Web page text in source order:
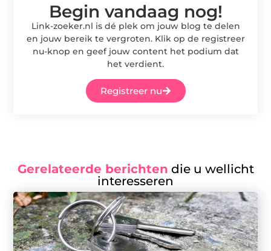
Begin vandaag nog!
Link-zoeker.nl is dé plek om jouw blog te delen
en jouw bereik te vergroten. Klik op de registreer
nu-knop en geef jouw content het podium dat
het verdient.
Registreer nu
Gerelateerde berichten die u wellicht
interesseren